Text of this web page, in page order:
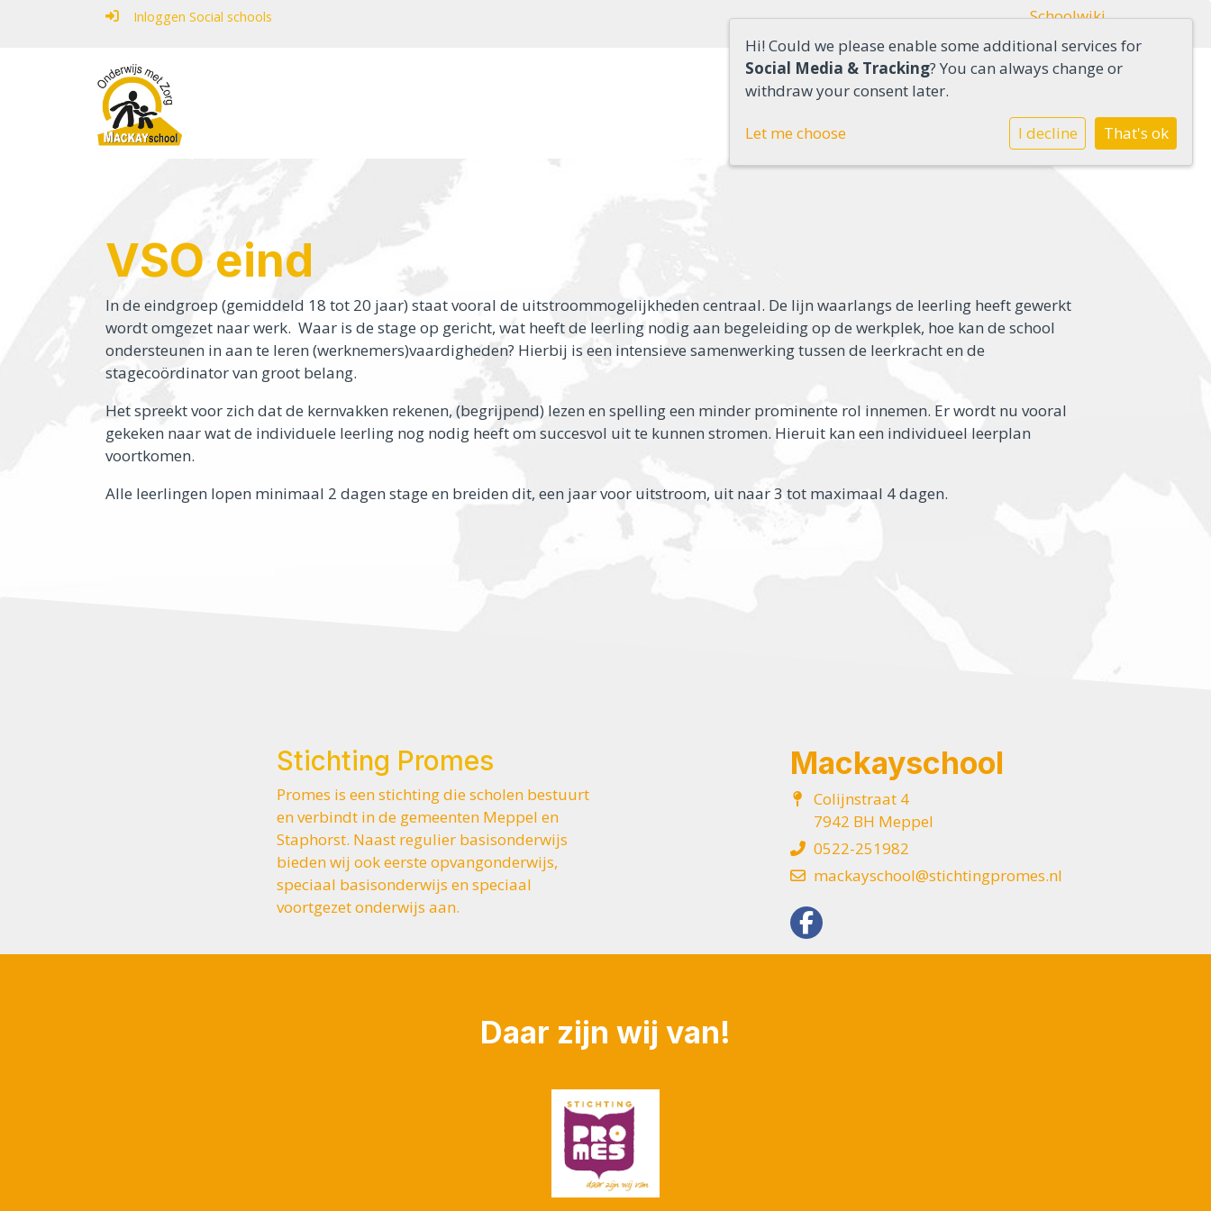
Inloggen Social schools Schoolwiki
Onze schoolVSO eind
In de eindgroep (gemiddeld 18 tot 20 jaar) staat vooral de uitstroommogelijkheden centraal. De lijn waarlangs de leerling heeft gewerkt
wordt omgezet naar werk. Waar is de stage op gericht, wat heeft de leerling nodig aan begeleiding op de werkplek, hoe kan de school
ondersteunen in aan te leren (werknemers)vaardigheden? Hierbij is een intensieve samenwerking tussen de leerkracht en de
stagecoördinator van groot belang.
Het spreekt voor zich dat de kernvakken rekenen, (begrijpend) lezen en spelling een minder prominente rol innemen. Er wordt nu vooral
gekeken naar wat de individuele leerling nog nodig heeft om succesvol uit te kunnen stromen. Hieruit kan een individueel leerplan
voortkomen.
Alle leerlingen lopen minimaal 2 dagen stage en breiden dit, een jaar voor uitstroom, uit naar 3 tot maximaal 4 dagen.
Stichting Promes
Promes is een stichting die scholen bestuurt
en verbindt in de gemeenten Meppel en
Staphorst. Naast regulier basisonderwijs
bieden wij ook eerste opvangonderwijs,
speciaal basisonderwijs en speciaal
voortgezet onderwijs aan.
Mackayschool
Colijnstraat 4
7942 BH Meppel
0522-251982
mackayschool@stichtingpromes.nl
Daar zijn wij van!
Hi! Could we please enable some additional services for
Social Media & Tracking? You can always change or
withdraw your consent later.
Let me choose I decline That's ok